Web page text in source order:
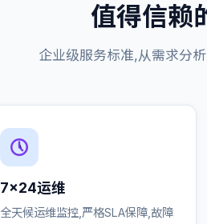
值得信赖
企业级服务标准,从需求分
7×24运维
全天候运维监控,严格SLA保障,故障